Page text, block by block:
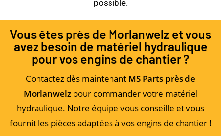
possible.
Vous êtes près de Morlanwelz et vous
avez besoin de matériel hydraulique
pour vos engins de chantier ?
Contactez dès maintenant MS Parts près de
Morlanwelzpour commander votre matériel
hydraulique. Notre équipe vous conseille et vous
fournit les pièces adaptées à vos engins de chantier !